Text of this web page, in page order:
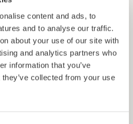
content and ads, to
and to analyse our traffic.
about your use of our site with
and analytics partners who
information that you’ve
collected from your use